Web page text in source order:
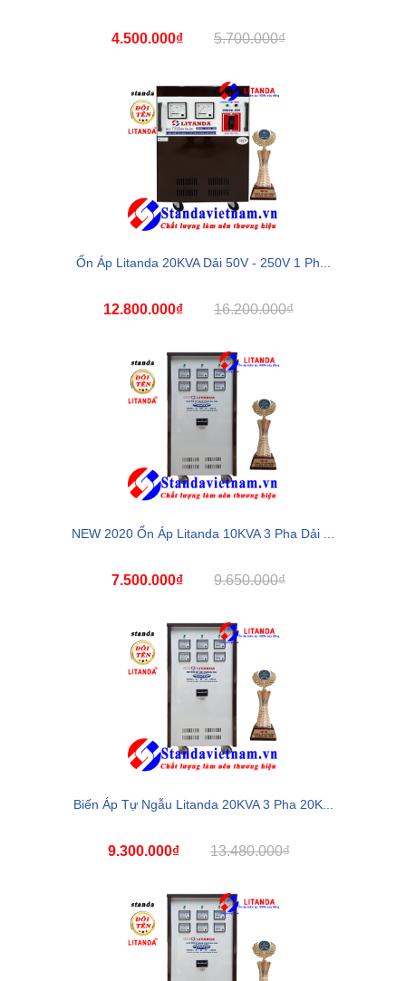
4.500.000₫ 5.700.000₫
Ổn Áp Litanda 20KVA Dải 50V - 250V 1 Ph...
12.800.000₫ 16.200.000₫
NEW 2020 Ổn Áp Litanda 10KVA 3 Pha Dải ...
7.500.000₫ 9.650.000₫
Biến Áp Tự Ngẫu Litanda 20KVA 3 Pha 20K...
9.300.000₫ 13.480.000₫